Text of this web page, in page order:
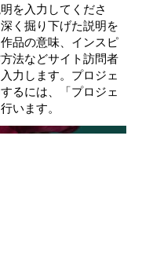
を入力してくださ
く掘り下げた説明を
品の意味、インスピ
法などサイト訪問者
力します。プロジェ
るには、「プロジェ
います。